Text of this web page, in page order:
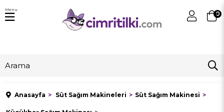
0
Menu
Anasayfa Süt Sağım Makineleri Süt Sağım Makinesi